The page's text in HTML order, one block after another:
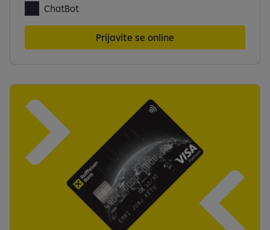
ChatBot
Prijavite se online